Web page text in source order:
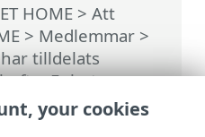
HOME > Att
> Medlemmar >
har tilldelats
>Enheter som
>Optimering>
Play-
your cookies